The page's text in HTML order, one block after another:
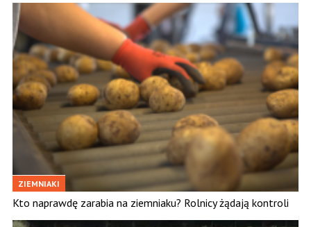
ZIEMNIAKI
Kto naprawdę zarabia na ziemniaku? Rolnicy żądają kontroli